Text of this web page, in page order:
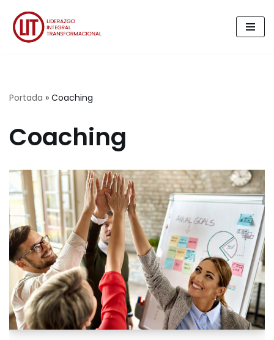
Saltar
Portada » Coaching
Coaching